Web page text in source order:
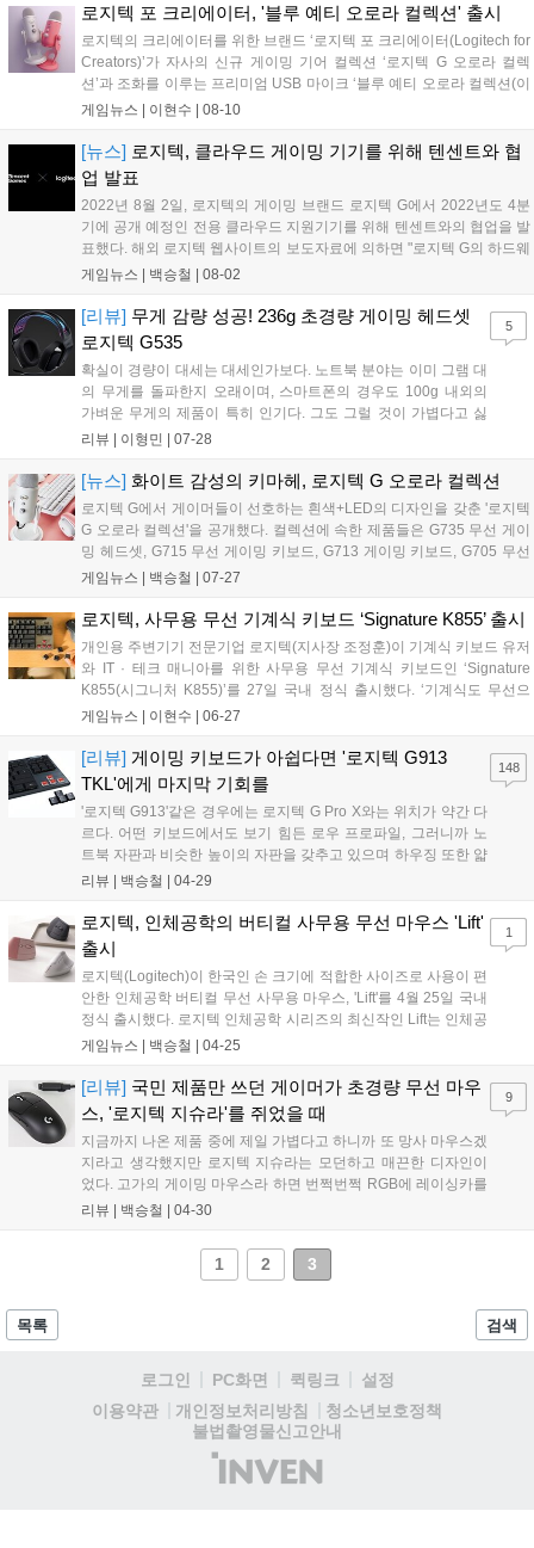
풀한 가창력을 기반으로 한 자신감 있는 모습이 오로라 컬렉션의
가치와 감성과 부합하여 이번 브랜드 콜라보레이션 파트너로 선
정했다고 밝혔다. 조유리는 2021년 10월 솔로 가수로 데뷔하여
활발한 음악 및 방송 활동을 통해 큰 사랑을 받고 있는 가수다....
로지텍 포 크리에이터, '블루 예티 오로라 컬렉션' 출시
로지텍의 크리에이터를 위한 브랜드 ‘로지텍 포 크리에이터(Logitech for
Creators)’가 자사의 신규 게이밍 기어 컬렉션 ‘로지텍 G 오로라 컬렉
션’과 조화를 이루는 프리미엄 USB 마이크 ‘블루 예티 오로라 컬렉션(이
하 예티 오로라 컬렉션)’의 국내 출시를 10일 발표했다. 로지텍 포 크리
게임뉴스 | 이현수 08-10
[뉴스] 로지텍, 클라우드 게이밍 기기를 위해 텐센트와 협
업 발표
2022년 8월 2일, 로지텍의 게이밍 브랜드 로지텍 G에서 2022년도 4분
기에 공개 예정인 전용 클라우드 지원기기를 위해 텐센트와의 협업을 발
표했다. 해외 로지텍 웹사이트의 보도자료에 의하면 "로지텍 G의 하드웨
어 전문성과 텐센트 게임즈의 스포트웨어 서비스 전문성을 결합하여 클
있다"라고 밝혔다. 두 기업은 이미 엑스박스 클라우드 게이밍과 엔비디
아 지포스나우 팀과 협력하고 있기 때문에 호환성 측면에서 주목받고 있
게임뉴스 | 백승철 08-02
[리뷰] 무게 감량 성공! 236g 초경량 게이밍 헤드셋
로지텍 G535
확실이 경량이 대세는 대세인가보다. 노트북 분야는 이미 그램 대
의 무게를 돌파한지 오래이며, 스마트폰의 경우도 100g 내외의
가벼운 무게의 제품이 특히 인기다. 그도 그럴 것이 가볍다고 싫
어하는 사람이 있을까 싶다. 무겁다고 짜증을 내면 더 냈지. 그렇
이루어지는 추세다. 예를 들면, 무게 좀...
리뷰 | 이형민 07-28
5
[뉴스] 화이트 감성의 키마헤, 로지텍 G 오로라 컬렉션
로지텍 G에서 게이머들이 선호하는 흰색+LED의 디자인을 갖춘 '로지텍
G 오로라 컬렉션'을 공개했다. 컬렉션에 속한 제품들은 G735 무선 게이
밍 헤드셋, G715 무선 게이밍 키보드, G713 게이밍 키보드, G705 무선
게이밍 마우스다. 오로라 컬렉션은 사회적으로 증가하고 있는 여성 게이
케팅 담당자 대부분도 여성 팀에 의해 구현되었다고 외신에서 밝혔다....
게임뉴스 | 백승철 07-27
로지텍, 사무용 무선 기계식 키보드 ‘Signature K855’ 출시
개인용 주변기기 전문기업 로지텍(지사장 조정훈)이 기계식 키보드 유저
와 IT · 테크 매니아를 위한 사무용 무선 기계식 키보드인 ‘Signature
K855(시그니처 K855)’를 27일 국내 정식 출시했다. ‘기계식도 무선으
로’라는 슬로건 아래 출시한 시그니처 K855는 사무용으로 기계식 키보
게임뉴스 | 이현수 06-27
[리뷰] 게이밍 키보드가 아쉽다면 '로지텍 G913
TKL'에게 마지막 기회를
'로지텍 G913'같은 경우에는 로지텍 G Pro X와는 위치가 약간 다
르다. 어떤 키보드에서도 보기 힘든 로우 프로파일, 그러니까 노
트북 자판과 비슷한 높이의 자판을 갖추고 있으며 하우징 또한 얇
기 때문에 유니크한 느낌을 한껏 풍긴다. 내 책상 위에 두더라도
무선으로도 활용이 가능하며 화룡점정으로 브랜드 로고가 깔끔
하게 배치된, 화이트 색상을 지원하는 게이밍 키보드는 찾기가 정
말 힘들다는 점도 한몫한다....
리뷰 | 백승철 04-29
148
로지텍, 인체공학의 버티컬 사무용 무선 마우스 'Lift'
출시
로지텍(Logitech)이 한국인 손 크기에 적합한 사이즈로 사용이 편
안한 인체공학 버티컬 무선 사무용 마우스, 'Lift'를 4월 25일 국내
정식 출시했다. 로지텍 인체공학 시리즈의 최신작인 Lift는 인체공
학적 설계의 디자인을 적용하여 장시간 마우스 사용이 필요하거
이다. 기존에 출시했던 버티컬 마우스 제품에 비해 작은 '아시안
핏(Asian Fit)' 사이즈 규격을 갖춰 손 크기가 작은 한국의 소비자
들도 불편함 없이 사용할 수 있다는 것이 가장 큰 강점이다....
게임뉴스 | 백승철 04-25
1
[리뷰] 국민 제품만 쓰던 게이머가 초경량 무선 마우
스, '로지텍 지슈라'를 쥐었을 때
지금까지 나온 제품 중에 제일 가볍다고 하니까 또 망사 마우스겠
지라고 생각했지만 로지텍 지슈라는 모던하고 매끈한 디자인이
었다. 고가의 게이밍 마우스라 하면 번쩍번쩍 RGB에 레이싱카를
표방한듯한 파격적인 디자인이 나올 줄 알았는데 지슈라는 단조
지 않은, 검은색 고급형 세단 같은 느낌....
리뷰 | 백승철 04-30
9
1 2 3
목록 검색
로그인 PC화면 퀵링크
설정
이용약관
개인정보처리방침
청소년보호정책
불법촬영물신고안내
(주)
인